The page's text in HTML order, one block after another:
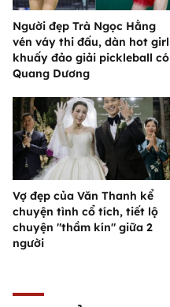
Người đẹp Trà Ngọc Hằng
vén váy thi đấu, dàn hot girl
khuấy đảo giải pickleball có
Quang Dương
Vợ đẹp của Văn Thanh kể
chuyện tình cổ tích, tiết lộ
chuyện "thầm kín" giữa 2
người